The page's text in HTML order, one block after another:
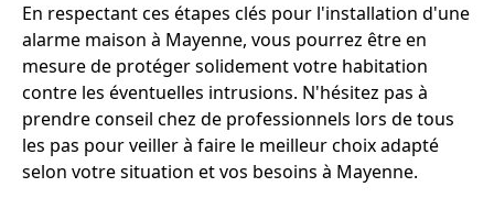
En respectant ces étapes clés pour l'installation d'une
alarme maison à Mayenne, vous pourrez être en
mesure de protéger solidement votre habitation
contre les éventuelles intrusions. N'hésitez pas à
prendre conseil chez de professionnels lors de tous
les pas pour veiller à faire le meilleur choix adapté
selon votre situation et vos besoins à Mayenne.